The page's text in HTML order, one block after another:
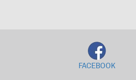
FACEBOOK